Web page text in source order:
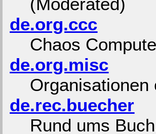
(Moderated)
de.org.ccc
Chaos
de.org.misc
Organisationen
de.rec.buecher
Rund ums